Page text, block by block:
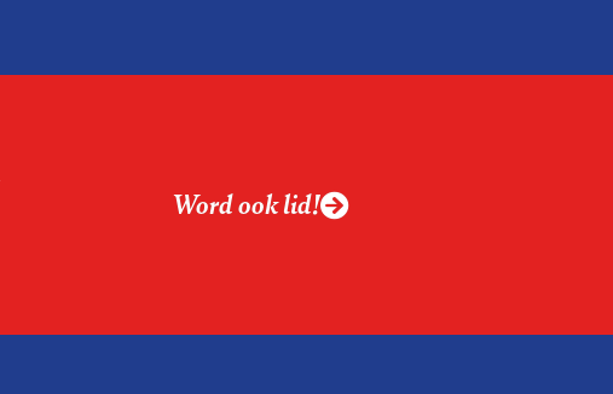
Word ook lid!